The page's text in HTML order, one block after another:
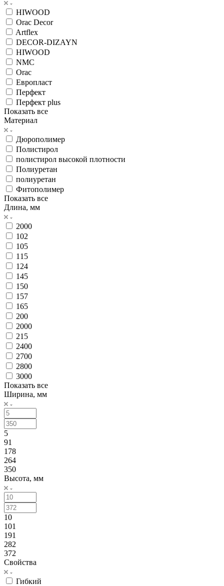
HIWOOD
Orac Decor
Artflex
DECOR-DIZAYN
HIWOOD
NMC
Orac
Европласт
Перфект
Перфект plus
Показать все
Материал
Дюрополимер
Полистирол
полистирол высокой плотности
Полиуретан
полиуретан
Фитополимер
Показать все
Длина, мм
2000
102
105
115
124
145
150
157
165
200
2000
215
2400
2700
2800
3000
Показать все
Ширина, мм
5
91
178
264
350
Высота, мм
10
101
191
282
372
Свойства
Гибкий